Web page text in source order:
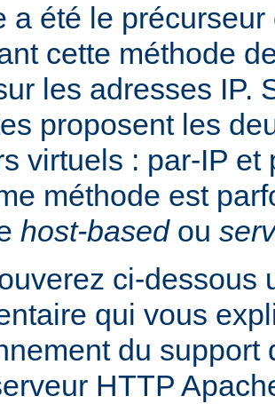
a été le
cette méthode
les adresses IP.
proposent les
virtuels : par-IP et
méthode est
host-basedou
ci-dessous
qui vous
du support
HTTP